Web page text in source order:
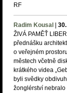
RF
Radim Kousal
ŽIVÁ PAMĚŤ
přednášku
o veřejném
městech včetně
krátkého videa
byli svědky
žonglérství nebralo